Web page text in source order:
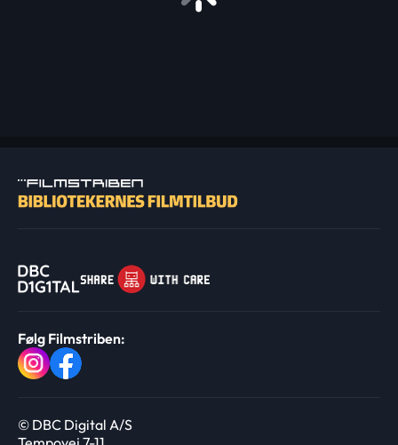
Følg Filmstriben:
© DBC Digital A/S